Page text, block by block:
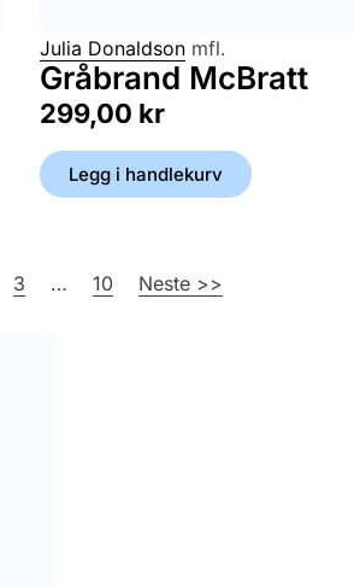
Julia Donaldson mfl.
Gråbrand McBratt
299,00 kr
Legg i handlekurv
3 … 10 Neste >>